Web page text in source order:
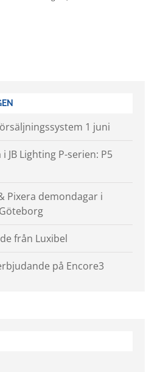
1 juni
JB Lighting P-serien: P5
Pixera demondagar i
från Luxibel
på Encore3